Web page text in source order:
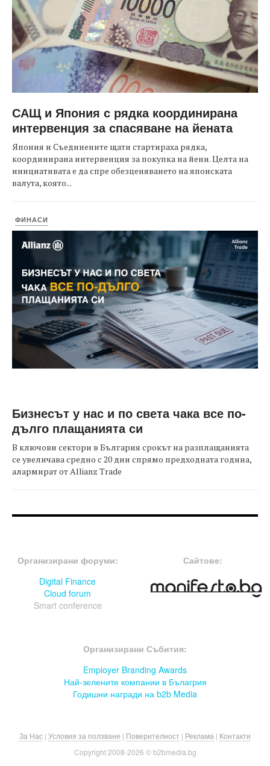
САЩ и Япония с рядка координирана
интервенция за спасяване на йената
Япония и Съединените щати стартираха рядка,
координирана интервенция за покупка на йени. Целта на
инициативата е да спре обезценяването на японската
валута, която...
ФИНАСИ
Бизнесът у нас и по света чака все по-
дълго плащанията си
В ключови сектори в България срокът на разплащанията
се увеличава средно с 20 дни спрямо предходната година,
алармират от Allianz Trade
Организирани форуми:
Digital Finance
Cloud forum
Smart conference
Сайтове:
Организирани Събития:
Employer Branding Awards
Най-зелените компании в Бълагрия
Годишни награди на b2b Media
За Нас | Условия за ползване | Поверителност | Реклама | Контакти
Copyright 2008-2026 © b2bmedia.bg